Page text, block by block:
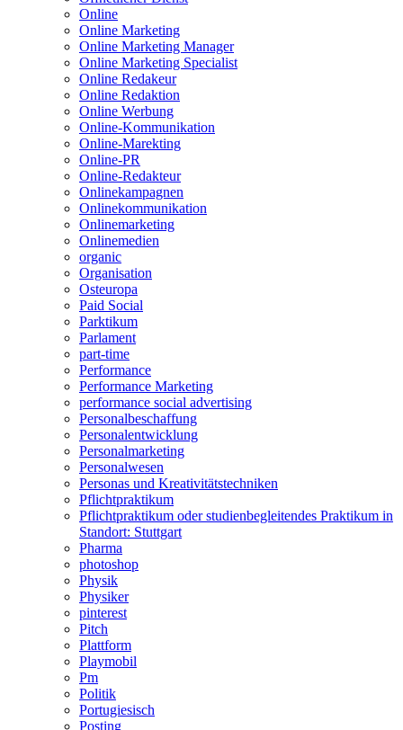
Online
Online Marketing
Online Marketing Manager
Online Marketing Specialist
Online Redakeur
Online Redaktion
Online Werbung
Online-Kommunikation
Online-Marekting
Online-PR
Online-Redakteur
Onlinekampagnen
Onlinekommunikation
Onlinemarketing
Onlinemedien
organic
Organisation
Osteuropa
Paid Social
Parktikum
Parlament
part-time
Performance
Performance Marketing
performance social advertising
Personalbeschaffung
Personalentwicklung
Personalmarketing
Personalwesen
Personas und Kreativitätstechniken
Pflichtpraktikum
Pflichtpraktikum oder studienbegleitendes Praktikum in
Standort: Stuttgart
Pharma
photoshop
Physik
Physiker
pinterest
Pitch
Plattform
Playmobil
Pm
Politik
Portugiesisch
Posting